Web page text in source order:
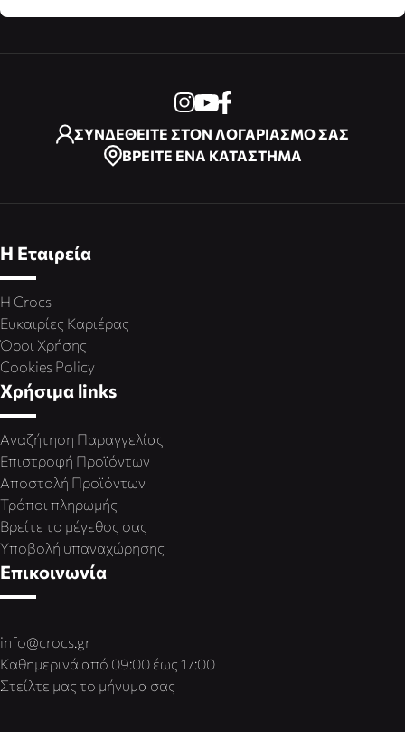
ΣΥΝΔΕΘΕΙΤΕ ΣΤΟΝ ΛΟΓΑΡΙΑΣΜΟ ΣΑΣ
ΒΡΕΙΤΕ ΕΝΑ ΚΑΤΑΣΤΗΜΑ
Η Εταιρεία
Η Crocs
Ευκαιρίες Καριέρας
Όροι Χρήσης
Cookies Policy
Χρήσιμα links
Αναζήτηση Παραγγελίας
Επιστροφή Προϊόντων
Αποστολή Προϊόντων
Τρόποι πληρωμής
Βρείτε το μέγεθος σας
Υποβολή υπαναχώρησης
Επικοινωνία
info@crocs.gr
Καθημερινά από 09:00 έως 17:00
Στείλτε μας το μήνυμα σας